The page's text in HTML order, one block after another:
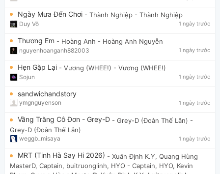
Ngày Mưa Đến Chơi - Thành Nghiệp - Thành Nghiệp
Duy Võ 1 ngày trước
Thương Em - Hoàng Anh - Hoàng Anh Nguyễn
nguyenhoanganh882003 1 ngày trước
Hẹn Gặp Lại - Vương (WHEE!) - Vương (WHEE!)
Sojun 1 ngày trước
sandwichandstory
ymgnguyenson 1 ngày trước
Vầng Trăng Cô Đơn - Grey-D - Grey-D (Đoàn Thế Lân) -
Grey-D (Đoàn Thế Lân)
weggb_misaya 1 ngày trước
MRT (Tinh Hà Say Hi 2026) - Xuân Định K.Y, Quang Hùng
MasterD, Captain, buitruonglinh, HYO - Captain, HYO, Kevin